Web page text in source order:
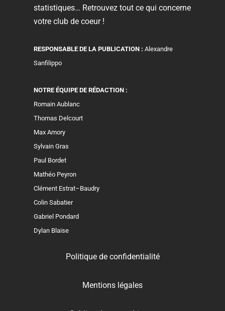
statistiques… Retrouvez tout ce qui concerne
votre club de coeur !
RESPONSABLE DE LA PUBLICATION : Alexandre
Sanfilippo
NOTRE ÉQUIPE DE RÉDACTION :
Romain Aublanc
Thomas Delcourt
Max Amory
Sylvain Gras
Paul Bordet
Mathéo Peyron
Clément Estrat–Baudry
Colin Sabatier
Gabriel Pondard
Dylan Blaise
Politique de confidentialité
Mentions légales